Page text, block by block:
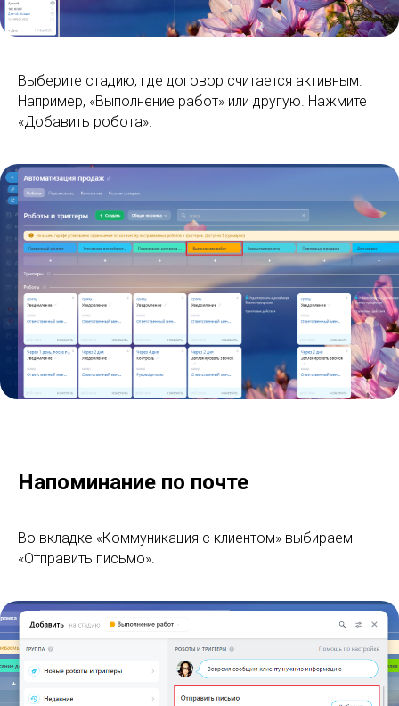
Выберите стадию, где договор считается активным.
Например, «Выполнение работ» или другую. Нажмите
«Добавить робота».
Напоминание по почте
Во вкладке «Коммуникация с клиентом» выбираем
«Отправить письмо».